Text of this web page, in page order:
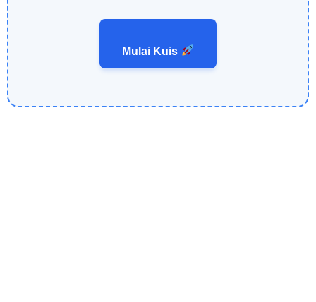
Mulai Kuis